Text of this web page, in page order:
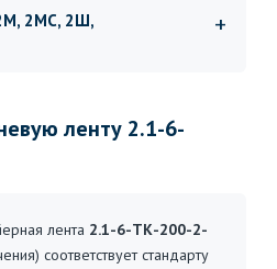
2МС, 2Ш,
ленту 2.1-6-
лента 2.1-6-ТК-200-2-
соответствует стандарту